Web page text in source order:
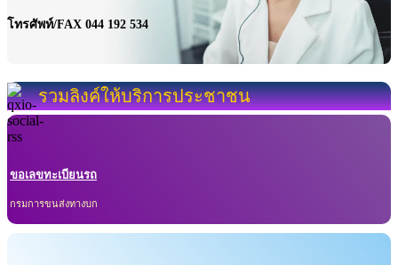
โทรศัพท์/FAX 044 192 534
รวมลิงค์ให้บริการประชาชน
ขอเลขทะเบียนรถ
กรมการขนส่งทางบก